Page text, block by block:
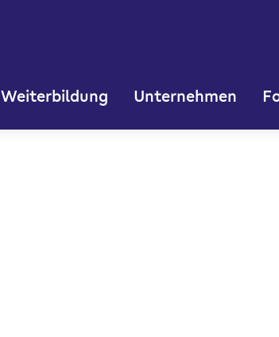
Weiterbildung Unternehmen